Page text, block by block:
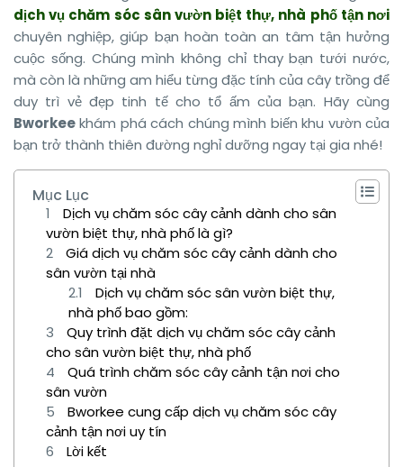
dịch vụ chăm sóc sân vườn biệt thự, nhà phố tận nơi
chuyên nghiệp, giúp bạn hoàn toàn an tâm tận hưởng
cuộc sống. Chúng mình không chỉ thay bạn tưới nước,
mà còn là những am hiểu từng đặc tính của cây trồng để
duy trì vẻ đẹp tinh tế cho tổ ấm của bạn. Hãy cùng
Bworkeekhám phá cách chúng mình biến khu vườn của
bạn trở thành thiên đường nghỉ dưỡng ngay tại gia nhé!
Mục Lục
Dịch vụ chăm sóc cây cảnh dành cho sân
vườn biệt thự, nhà phố là gì?
Giá dịch vụ chăm sóc cây cảnh dành cho
sân vườn tại nhà
Dịch vụ chăm sóc sân vườn biệt thự,
nhà phố bao gồm:
Quy trình đặt dịch vụ chăm sóc cây cảnh
cho sân vườn biệt thự, nhà phố
Quá trình chăm sóc cây cảnh tận nơi cho
sân vườn
Bworkee cung cấp dịch vụ chăm sóc cây
cảnh tận nơi uy tín
Lời kết